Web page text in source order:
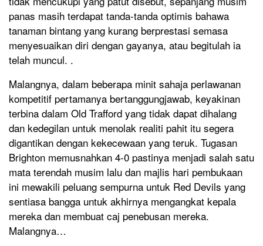
panas masih terdapat tanda-tanda optimis bahawa
tanaman bintang yang kurang berprestasi semasa
menyesuaikan diri dengan gayanya, atau begitulah ia
telah muncul. .
Malangnya, dalam beberapa minit sahaja perlawanan
kompetitif pertamanya bertanggungjawab, keyakinan
terbina dalam Old Trafford yang tidak dapat dihalang
dan kedegilan untuk menolak realiti pahit itu segera
digantikan dengan kekecewaan yang teruk. Tugasan
Brighton memusnahkan 4-0 pastinya menjadi salah satu
mata terendah musim lalu dan majlis hari pembukaan
ini mewakili peluang sempurna untuk Red Devils yang
sentiasa bangga untuk akhirnya mengangkat kepala
mereka dan membuat caj penebusan mereka.
Malangnya…